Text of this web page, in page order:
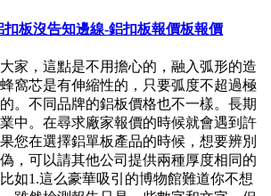
扣板沒告知邊線-鋁扣板報價板報價
家，這點是不用擔心的，融入弧形的造
窩芯是有伸縮性的，只要弧度不超過極
。不同品牌的鋁板價格也不一樣。長期
中。在尋求廠家報價的時候就會遇到許
您在選擇鋁單板產品的時候，想要辨別
，可以請其他公司提供兩種厚度相同的
如1.這么豪華吸引的博物館難道你不想